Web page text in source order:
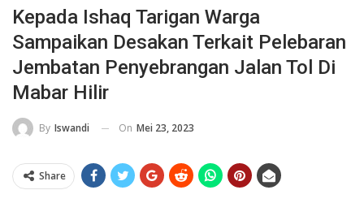
Kepada Ishaq Tarigan Warga
Sampaikan Desakan Terkait Pelebaran
Jembatan Penyebrangan Jalan Tol Di
Mabar Hilir
By Iswandi On Mei 23, 2023
Share